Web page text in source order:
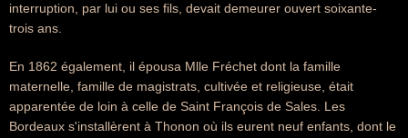
interruption, par lui ou ses fils, devait demeurer ouvert soixante-
trois ans.
En 1862 également, il épousa Mlle Fréchet dont la famille
maternelle, famille de magistrats, cultivée et religieuse, était
apparentée de loin à celle de Saint François de Sales. Les
Bordeaux s'installèrent à Thonon où ils eurent neuf enfants, dont le